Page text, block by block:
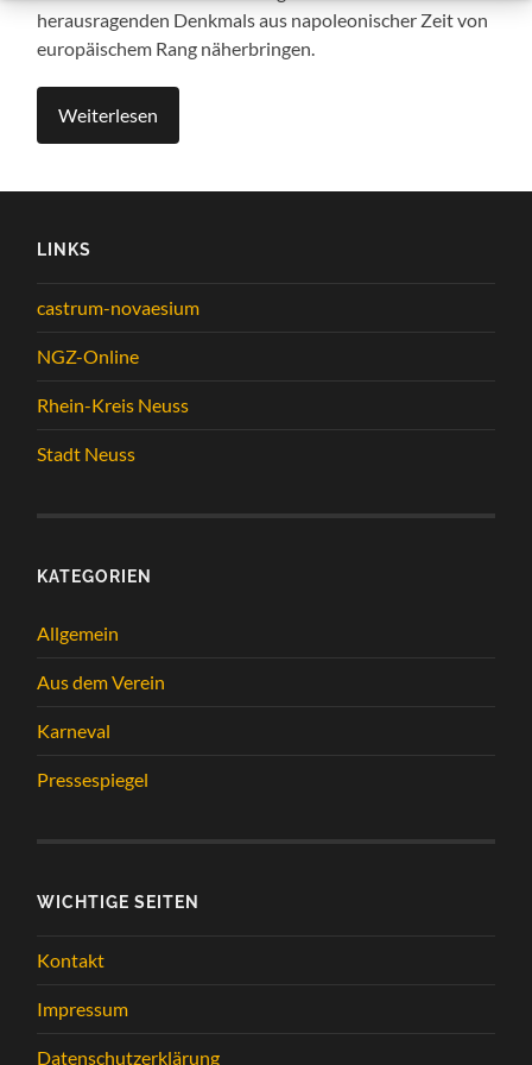
herausragenden Denkmals aus napoleonischer Zeit von
europäischem Rang näherbringen.
Weiterlesen
LINKS
castrum-novaesium
NGZ-Online
Rhein-Kreis Neuss
Stadt Neuss
KATEGORIEN
Allgemein
Aus dem Verein
Karneval
Pressespiegel
WICHTIGE SEITEN
Kontakt
Impressum
Datenschutzerklärung